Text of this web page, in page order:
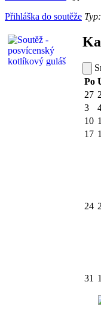
Přihláška do soutěže
Po
27
3
10
17
24
31 1